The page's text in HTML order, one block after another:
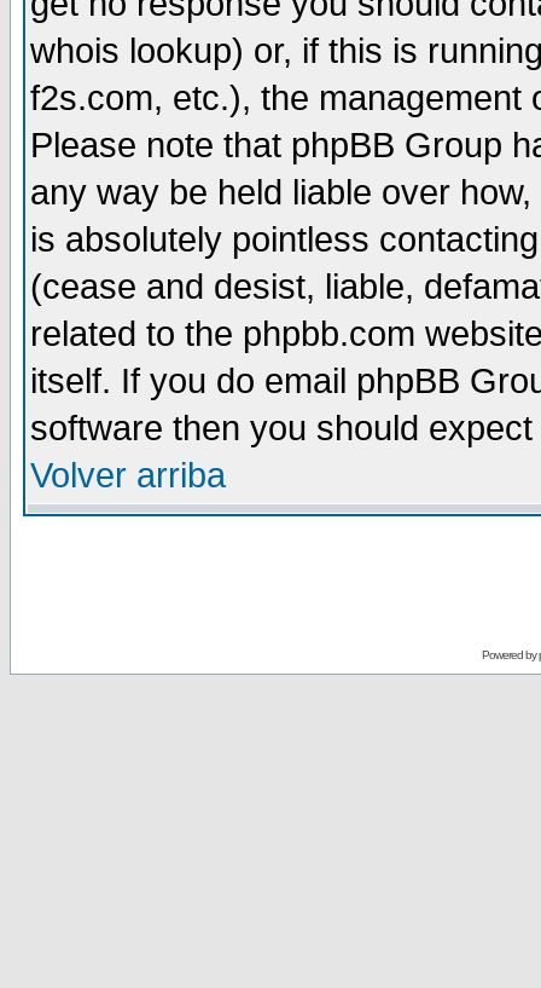
whois lookup) or, if this is
f2s.com, etc.), the management
Please note that phpBB Group
any way be held liable over
is absolutely pointless
(cease and desist, liable,
related to the phpbb.com
itself. If you do email phpBB
software then you should
Volver arriba
Powered by